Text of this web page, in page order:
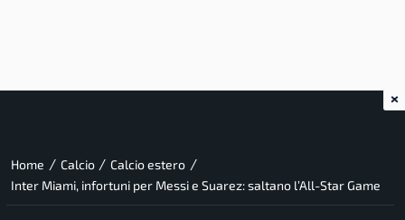
Home / Calcio / Calcio estero /
Inter Miami, infortuni per Messi e Suarez: saltano l’All-Star Game
×